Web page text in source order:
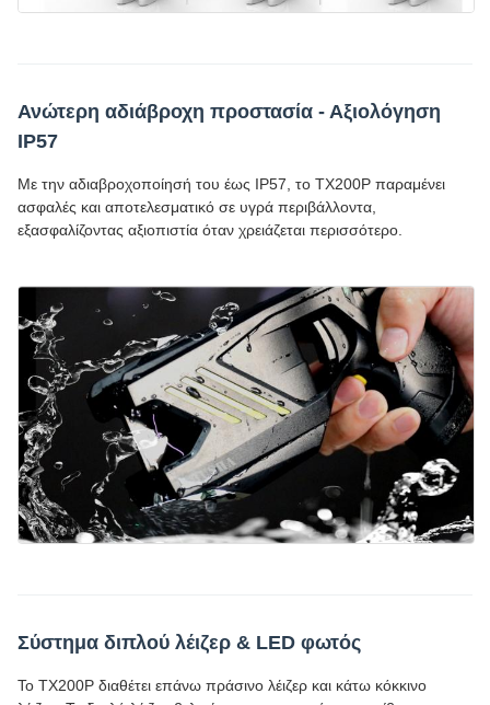
Ανώτερη αδιάβροχη προστασία - Αξιολόγηση
IP57
Με την αδιαβροχοποίησή του έως IP57, το TX200P παραμένει
ασφαλές και αποτελεσματικό σε υγρά περιβάλλοντα,
εξασφαλίζοντας αξιοπιστία όταν χρειάζεται περισσότερο.
Σύστημα διπλού λέιζερ & LED φωτός
Το TX200P διαθέτει επάνω πράσινο λέιζερ και κάτω κόκκινο